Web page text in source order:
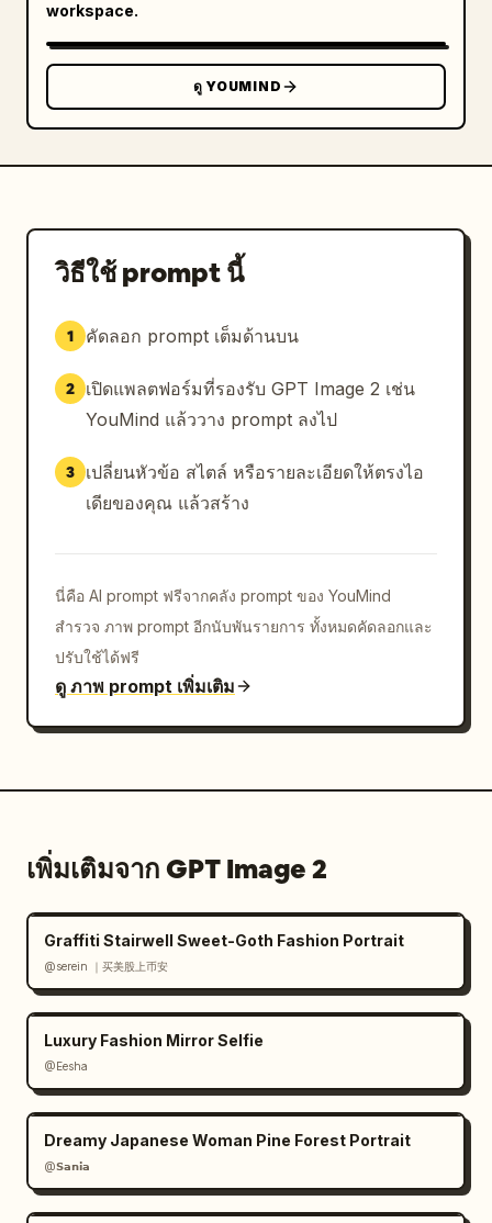
workspace.
ดู YOUMIND
วิธีใช้ prompt นี้
1 คัดลอก prompt เต็มด้านบน
2
เปิดแพลตฟอร์มที่รองรับ GPT Image 2 เช่น
YouMind แล้ววาง prompt ลงไป
3
เปลี่ยนหัวข้อ สไตล์ หรือรายละเอียดให้ตรงไอ
เดียของคุณ แล้วสร้าง
นี่คือ AI prompt ฟรีจากคลัง prompt ของ YouMind
สำรวจ ภาพ prompt อีกนับพันรายการ ทั้งหมดคัดลอกและ
ปรับใช้ได้ฟรี
ดู ภาพ prompt เพิ่มเติม
เพิ่มเติมจาก GPT Image 2
Graffiti Stairwell Sweet-Goth Fashion Portrait
@serein ｜买美股上币安
Luxury Fashion Mirror Selfie
@Eesha
Dreamy Japanese Woman Pine Forest Portrait
@𝗦𝗮𝗻𝗶𝗮